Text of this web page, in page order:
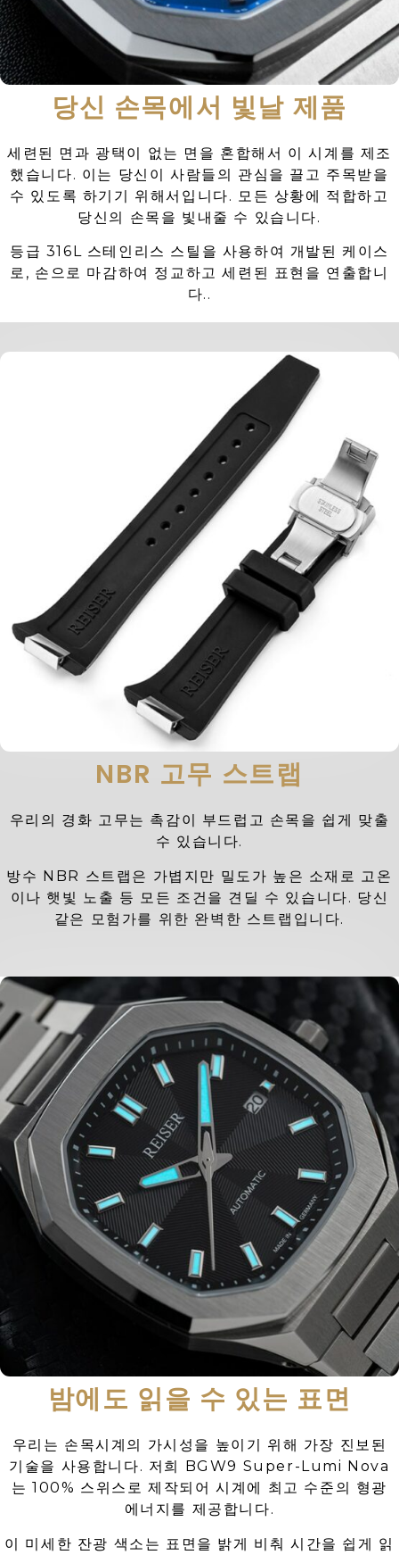
당신 손목에서 빛날 제품
세련된 면과 광택이 없는 면을 혼합해서 이 시계를 제조
했습니다. 이는 당신이 사람들의 관심을 끌고 주목받을
수 있도록 하기기 위해서입니다. 모든 상황에 적합하고
당신의 손목을 빛내줄 수 있습니다.
등급 316L 스테인리스 스틸을 사용하여 개발된 케이스
로, 손으로 마감하여 정교하고 세련된 표현을 연출합니
다..
NBR 고무 스트랩
우리의 경화 고무는 촉감이 부드럽고 손목을 쉽게 맞출
수 있습니다.
방수 NBR 스트랩은 가볍지만 밀도가 높은 소재로 고온
이나 햇빛 노출 등 모든 조건을 견딜 수 있습니다. 당신
같은 모험가를 위한 완벽한 스트랩입니다.
밤에도 읽을 수 있는 표면
우리는 손목시계의 가시성을 높이기 위해 가장 진보된
기술을 사용합니다. 저희 BGW9 Super-Lumi Nova
는 100% 스위스로 제작되어 시계에 최고 수준의 형광
에너지를 제공합니다.
이 미세한 잔광 색소는 표면을 밝게 비춰 시간을 쉽게 읽